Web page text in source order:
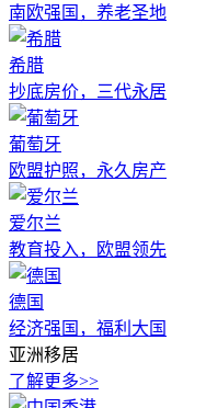
南欧强国，养老圣地
希腊
抄底房价，三代永居
葡萄牙
欧盟护照，永久房产
爱尔兰
教育投入，欧盟领先
德国
经济强国，福利大国
亚洲移居
了解更多>>